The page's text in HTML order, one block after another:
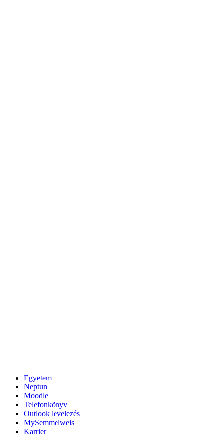
Egyetem
Neptun
Moodle
Telefonkönyv
Outlook levelezés
MySemmelweis
Karrier